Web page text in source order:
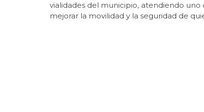
vialidades del municipio, atendiendo
mejorar la movilidad y la seguridad de